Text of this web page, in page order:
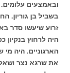
ובאמצעים
בשביל בן גוריון.
זרוע שיעשו סדר
היה לרחוץ בנקיון
הארגוניים. היה
את שרגא נצר